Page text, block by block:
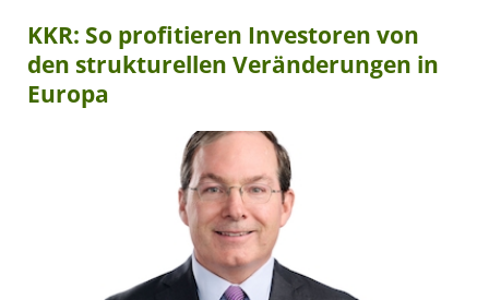
KKR: So profitieren Investoren von
den strukturellen Veränderungen in
Europa